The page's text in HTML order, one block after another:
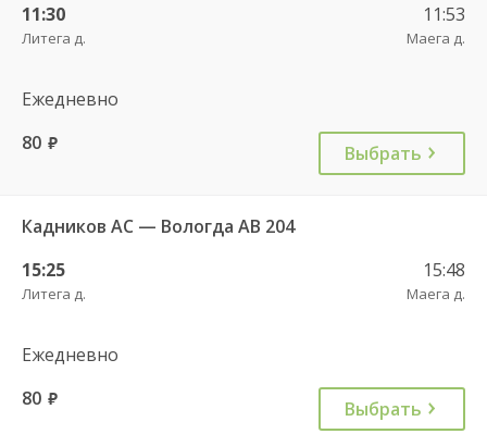
11:30
Литега д.
11:53
Маега д.
Ежедневно
80 руб. Выбрать
Кадников АС — Вологда АВ 204
15:25
Литега д.
15:48
Маега д.
Ежедневно
80 руб. Выбрать